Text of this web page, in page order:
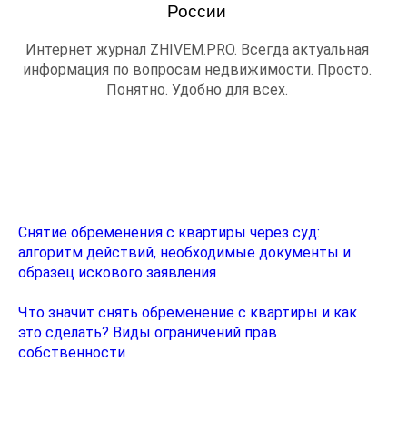
России
Интернет журнал ZHIVEM.PRO. Всегда актуальная
информация по вопросам недвижимости. Просто.
Понятно. Удобно для всех.
Снятие обременения с квартиры через суд:
алгоритм действий, необходимые документы и
образец искового заявления
Что значит снять обременение с квартиры и как
это сделать? Виды ограничений прав
собственности